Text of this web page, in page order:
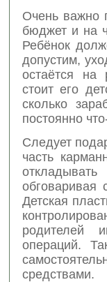
Очень важно
бюджет и на
Ребёнок
допустим,
остаётся на
стоит его
сколько
постоянно
Следует
часть
обговаривая
Детская
родителей
операций.
средствами.